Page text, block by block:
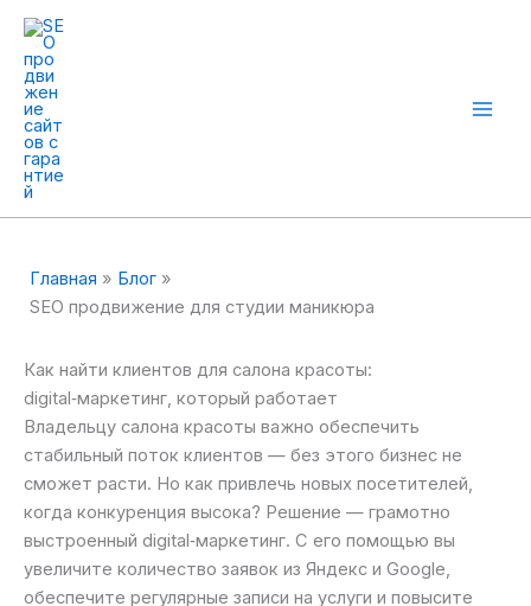
Перейти
содержимому
Главная
Блог
SEO продвижение для студии маникюра
Как найти клиентов для салона красоты:
digital‑маркетинг, который работает
Владельцу салона красоты важно обеспечить
стабильный поток клиентов — без этого бизнес не
сможет расти. Но как привлечь новых посетителей,
когда конкуренция высока? Решение — грамотно
выстроенный digital‑маркетинг. С его помощью вы
увеличите количество заявок из Яндекс и Google,
обеспечите регулярные записи на услуги и повысите